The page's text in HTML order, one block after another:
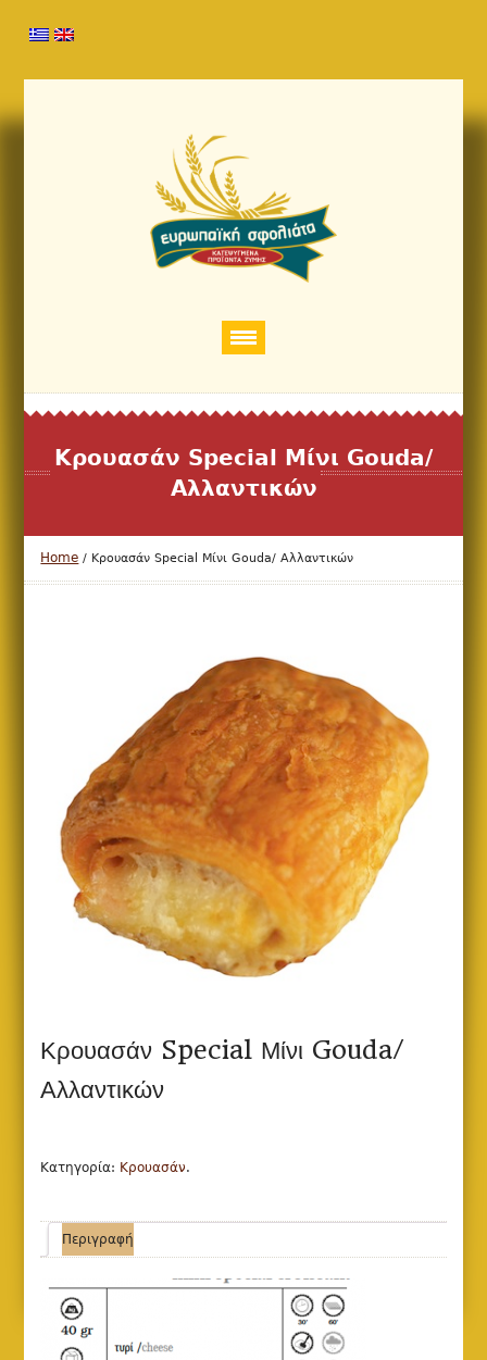
Κρουασάν Special Μίνι Gouda/
Αλλαντικών
Home / Κρουασάν Special Μίνι Gouda/ Αλλαντικών
Κρουασάν Special Μίνι Gouda/
Αλλαντικών
Κατηγορία: Κρουασάν.
Περιγραφή